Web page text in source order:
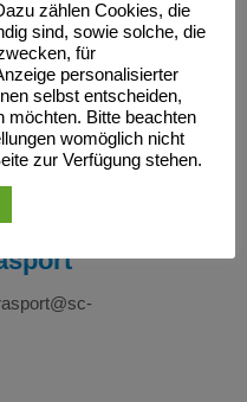
Hahne
Kanujugend Wilhelm
kanu.de
zählen Cookies, die
sind, sowie solche, die
für
personalisierter
selbst entscheiden,
möchten. Bitte beachten
womöglich nicht
zur Verfügung stehen.